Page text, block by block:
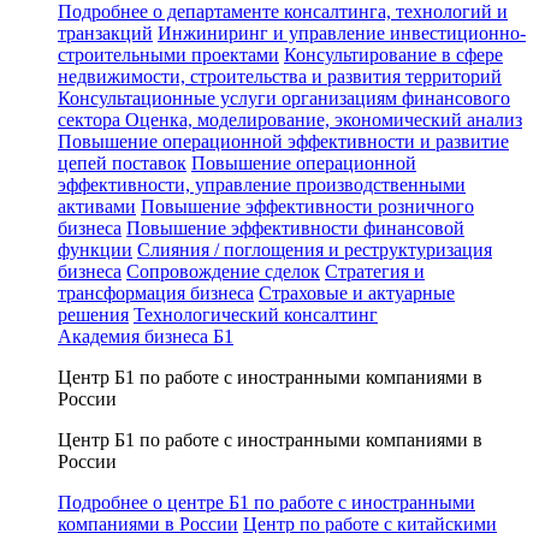
Подробнее о департаменте консалтинга, технологий и
транзакций Инжиниринг и управление инвестиционно-
строительными проектами Консультирование в сфере
недвижимости, строительства и развития территорий
Консультационные услуги организациям финансового
сектора Оценка, моделирование, экономический анализ
Повышение операционной эффективности и развитие
цепей поставок Повышение операционной
эффективности, управление производственными
активами Повышение эффективности розничного
бизнеса Повышение эффективности финансовой
функции Слияния / поглощения и реструктуризация
бизнеса Сопровождение сделок Стратегия и
трансформация бизнеса Страховые и актуарные
решения Технологический консалтинг
Академия бизнеса Б1
Центр Б1 по работе с иностранными компаниями в
России
Центр Б1 по работе с иностранными компаниями в
России
Подробнее о центре Б1 по работе с иностранными
компаниями в России Центр по работе с китайскими